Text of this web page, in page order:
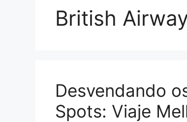
British
Desvendando
Spots: Viaje